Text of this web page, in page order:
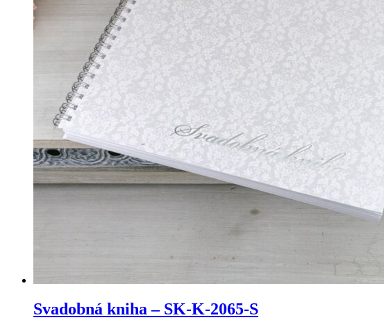
Svadobná kniha – SK-K-2065-S